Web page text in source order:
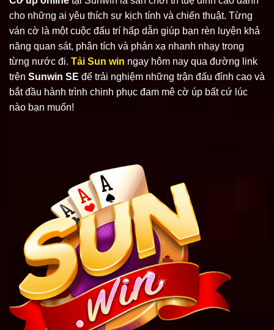
cho những ai yêu thích sự kịch tính và chiến thuật. Từng
ván cờ là một cuộc đấu trí hấp dẫn giúp bạn rèn luyện khả
năng quan sát, phân tích và phản xạ nhanh nhạy trong
từng nước đi. Tải Sun win ngay hôm nay qua đường link
trên Sunwin SE để trải nghiệm những trận đấu đỉnh cao và
bắt đầu hành trình chinh phục đam mê cờ úp bất cứ lúc
nào bạn muốn!